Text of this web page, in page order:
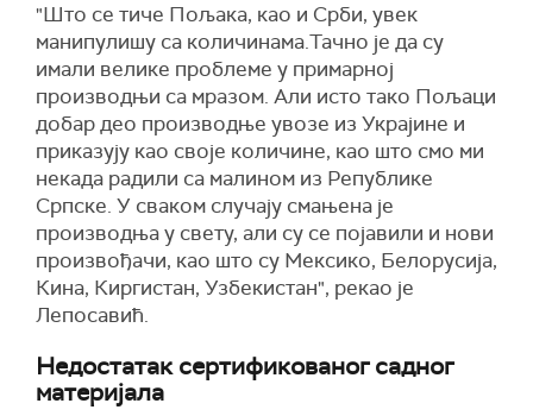
"Што се тиче Пољака, као и Срби, увек
манипулишу са количинама.Тачно је да су
имали велике проблеме у примарној
производњи са мразом. Али исто тако Пољаци
добар део производње увозе из Украјине и
приказују као своје количине, као што смо ми
некада радили са малином из Републике
Српске. У сваком случају смањена је
производња у свету, али су се појавили и нови
произвођачи, као што су Мексико, Белорусија,
Кина, Киргистан, Узбекистан", рекао је
Лепосавић.
Недостатак сертификованог садног
материјала